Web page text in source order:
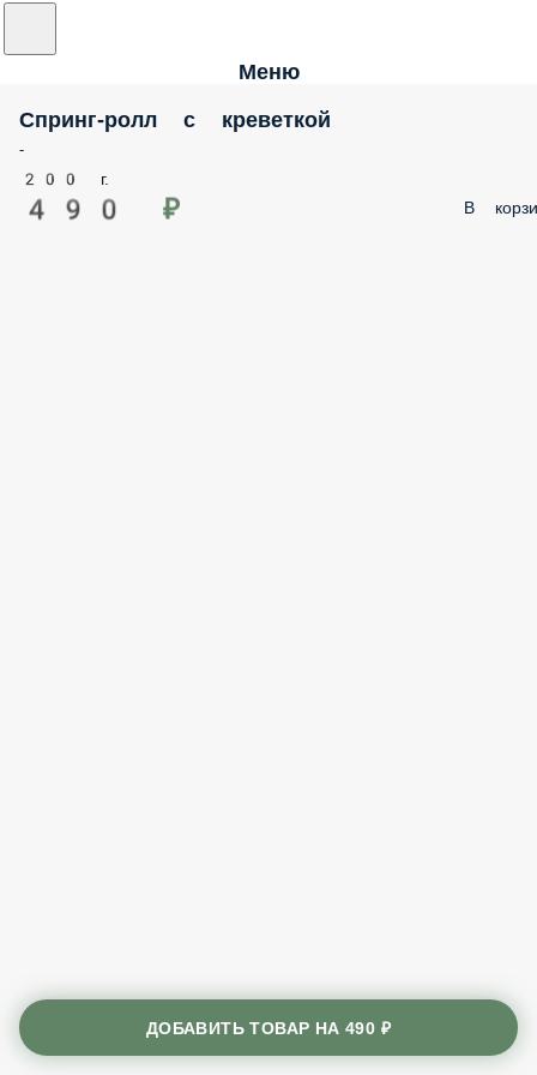
Меню
Спринг-ролл с креветкой
-
200 г.
490 ₽ В
ДОБАВИТЬ ТОВАР НА490 ₽